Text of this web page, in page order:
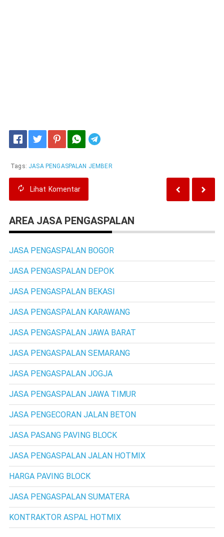
Tags: JASA PENGASPALAN JEMBER
Lihat Komentar
AREA JASA PENGASPALAN
JASA PENGASPALAN BOGOR
JASA PENGASPALAN DEPOK
JASA PENGASPALAN BEKASI
JASA PENGASPALAN KARAWANG
JASA PENGASPALAN JAWA BARAT
JASA PENGASPALAN SEMARANG
JASA PENGASPALAN JOGJA
JASA PENGASPALAN JAWA TIMUR
JASA PENGECORAN JALAN BETON
JASA PASANG PAVING BLOCK
JASA PENGASPALAN JALAN HOTMIX
HARGA PAVING BLOCK
JASA PENGASPALAN SUMATERA
KONTRAKTOR ASPAL HOTMIX